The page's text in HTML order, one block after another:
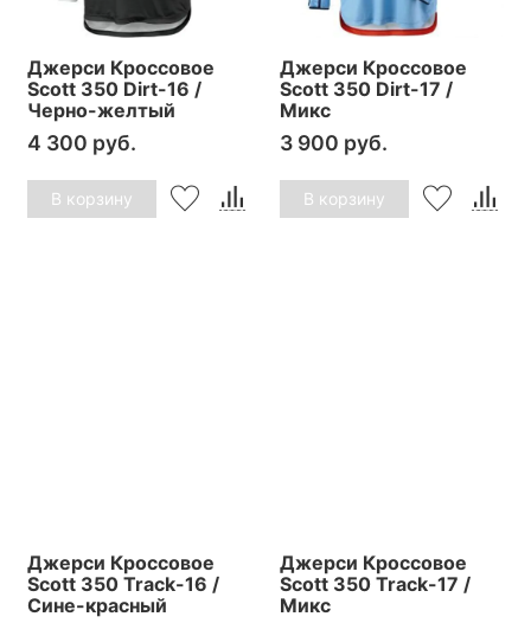
Джерси Кроссовое
Scott 350 Dirt-16 /
Черно-желтый
4 300 руб.
В корзину
Джерси Кроссовое
Scott 350 Dirt-17 /
Микс
3 900 руб.
В корзину
Джерси Кроссовое
Scott 350 Track-16 /
Сине-красный
Джерси Кроссовое
Scott 350 Track-17 /
Микс